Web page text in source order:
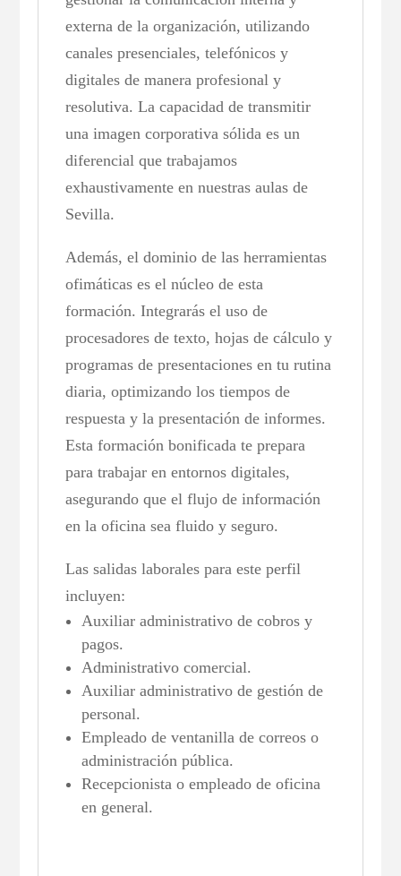
externa de la organización, utilizando
canales presenciales, telefónicos y
digitales de manera profesional y
resolutiva. La capacidad de transmitir
una imagen corporativa sólida es un
diferencial que trabajamos
exhaustivamente en nuestras aulas de
Sevilla.
Además, el dominio de las herramientas
ofimáticas es el núcleo de esta
formación. Integrarás el uso de
procesadores de texto, hojas de cálculo y
programas de presentaciones en tu rutina
diaria, optimizando los tiempos de
respuesta y la presentación de informes.
Esta formación bonificada te prepara
para trabajar en entornos digitales,
asegurando que el flujo de información
en la oficina sea fluido y seguro.
Las salidas laborales para este perfil
incluyen:
Auxiliar administrativo de cobros y
pagos.
Administrativo comercial.
Auxiliar administrativo de gestión de
personal.
Empleado de ventanilla de correos o
administración pública.
Recepcionista o empleado de oficina
en general.